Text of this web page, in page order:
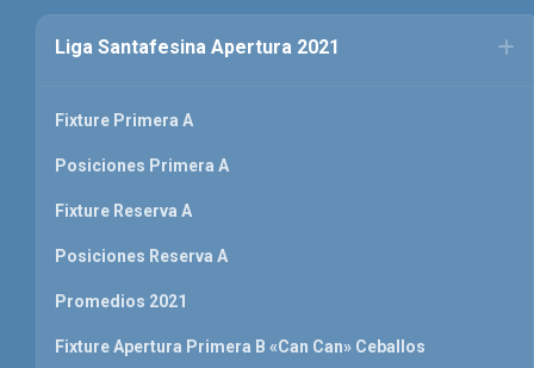
Liga Santafesina Apertura 2021
Fixture Primera A
Posiciones Primera A
Fixture Reserva A
Posiciones Reserva A
Promedios 2021
Fixture Apertura Primera B «Can Can» Ceballos